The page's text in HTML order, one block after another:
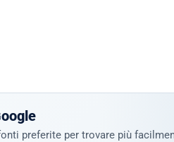
preferite per trovare più